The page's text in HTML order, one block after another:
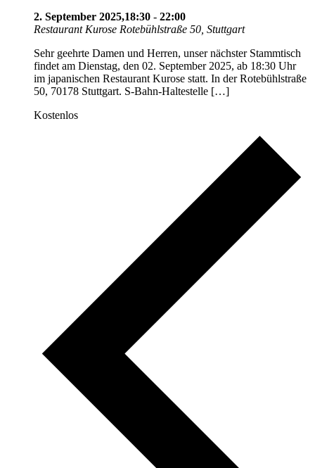
2. September 2025,18:30 - 22:00
Restaurant Kurose Rotebühlstraße 50, Stuttgart
Sehr geehrte Damen und Herren, unser nächster Stammtisch
findet am Dienstag, den 02. September 2025, ab 18:30 Uhr
im japanischen Restaurant Kurose statt. In der Rotebühlstraße
50, 70178 Stuttgart. S-Bahn-Haltestelle […]
Kostenlos